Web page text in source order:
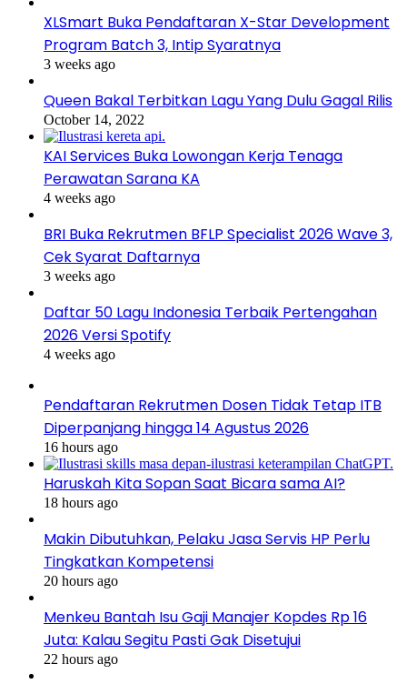
XLSmart Buka Pendaftaran X-Star Development
Program Batch 3, Intip Syaratnya
3 weeks ago
Queen Bakal Terbitkan Lagu Yang Dulu Gagal Rilis
October 14, 2022
KAI Services Buka Lowongan Kerja Tenaga
Perawatan Sarana KA
4 weeks ago
BRI Buka Rekrutmen BFLP Specialist 2026 Wave 3,
Cek Syarat Daftarnya
3 weeks ago
Daftar 50 Lagu Indonesia Terbaik Pertengahan
2026 Versi Spotify
4 weeks ago
Pendaftaran Rekrutmen Dosen Tidak Tetap ITB
Diperpanjang hingga 14 Agustus 2026
16 hours ago
Haruskah Kita Sopan Saat Bicara sama AI?
18 hours ago
Makin Dibutuhkan, Pelaku Jasa Servis HP Perlu
Tingkatkan Kompetensi
20 hours ago
Menkeu Bantah Isu Gaji Manajer Kopdes Rp 16
Juta: Kalau Segitu Pasti Gak Disetujui
22 hours ago